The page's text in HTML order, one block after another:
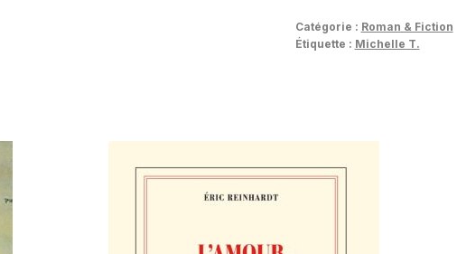
Catégorie : Roman & Fiction
Étiquette : Michelle T.